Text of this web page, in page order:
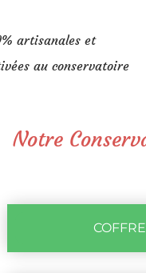
artisanales et
au conservatoire
Notre